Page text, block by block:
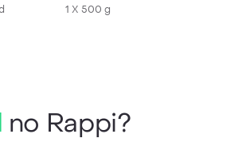
1 X 500 g
no Rappi?